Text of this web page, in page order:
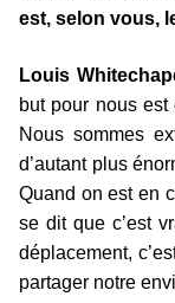
est, selon vous,
Louis
but pour nous
Nous sommes
d’autant plus
Quand on est en
se dit que c’est
déplacement,
partager notre